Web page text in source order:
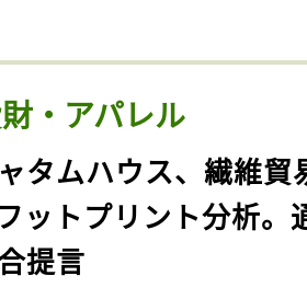
・アパレル
タムハウス、繊維貿
ットプリント分析。
提言